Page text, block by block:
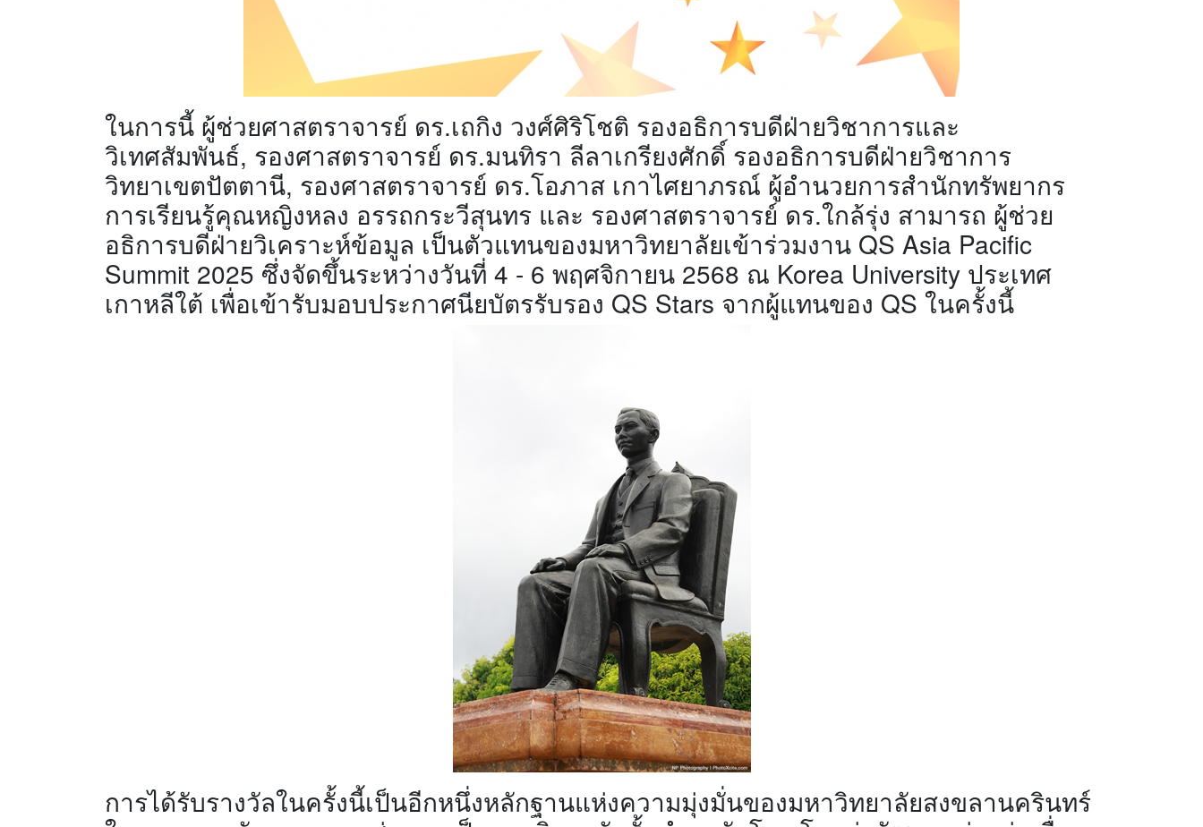
ในการนี้ ผู้ช่วยศาสตราจารย์ ดร.เถกิง วงศ์ศิริโชติ รองอธิการบดีฝ่ายวิชาการและ
วิเทศสัมพันธ์, รองศาสตราจารย์ ดร.มนทิรา ลีลาเกรียงศักดิ์ รองอธิการบดีฝ่ายวิชาการ
วิทยาเขตปัตตานี, รองศาสตราจารย์ ดร.โอภาส เกาไศยาภรณ์ ผู้อำนวยการสำนักทรัพยากร
การเรียนรู้คุณหญิงหลง อรรถกระวีสุนทร และ รองศาสตราจารย์ ดร.ใกล้รุ่ง สามารถ ผู้ช่วย
อธิการบดีฝ่ายวิเคราะห์ข้อมูล เป็นตัวแทนของมหาวิทยาลัยเข้าร่วมงาน QS Asia Pacific
Summit 2025 ซึ่งจัดขึ้นระหว่างวันที่ 4 - 6 พฤศจิกายน 2568 ณ Korea University ประเทศ
เกาหลีใต้ เพื่อเข้ารับมอบประกาศนียบัตรรับรอง QS Stars จากผู้แทนของ QS ในครั้งนี้
การได้รับรางวัลในครั้งนี้เป็นอีกหนึ่งหลักฐานแห่งความมุ่งมั่นของมหาวิทยาลัยสงขลานครินทร์